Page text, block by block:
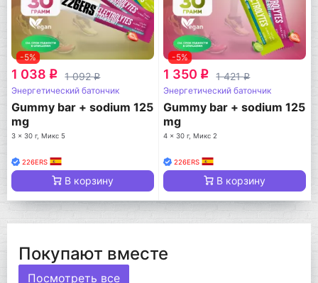
-5%
1 038 q 1 092q
Энергетический батончик
Gummy bar + sodium 125
mg
3 x 30 г, Микс 5
226ERS
В корзину
-5%
1 350 q 1 421q
Энергетический батончик
Gummy bar + sodium 125
mg
4 x 30 г, Микс 2
226ERS
В корзину
Покупают вместе
Посмотреть все